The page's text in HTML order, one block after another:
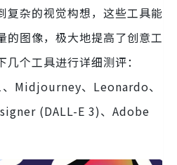
复杂的视觉构想，这些工具能
的图像，极大地提高了创意工
个工具进行详细测评：
Midjourney、Leonardo、
(DALL-E 3)、Adobe